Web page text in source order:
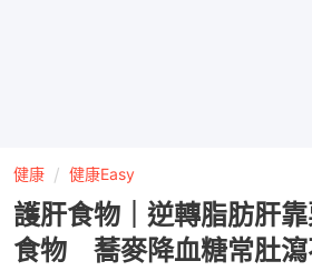
健康 健康Easy
護肝食物｜逆轉脂肪肝
食物 蕎麥降血糖常肚瀉